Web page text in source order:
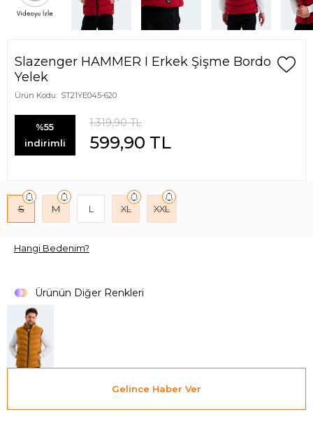
Slazenger HAMMER I Erkek Şişme Bordo
Yelek
Ürün Kodu: ST21YE045-620
%55
indirimli
1.319,90TL
599,90 TL
S M L XL XXL
Hangi Bedenim?
Ürünün Diğer Renkleri
Gelince Haber Ver